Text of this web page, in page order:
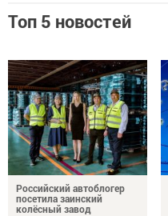
Топ 5 новостей
Российский автоблогер
посетила заинский
колёсный завод